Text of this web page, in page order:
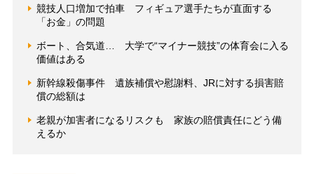
競技人口増加で拍車 フィギュア選手たちが直面する
「お金」の問題
ボート、合気道… 大学で“マイナー競技”の体育会に入る
価値はある
新幹線殺傷事件 遺族補償や慰謝料、JRに対する損害賠
償の総額は
老親が加害者になるリスクも 家族の賠償責任にどう備
えるか